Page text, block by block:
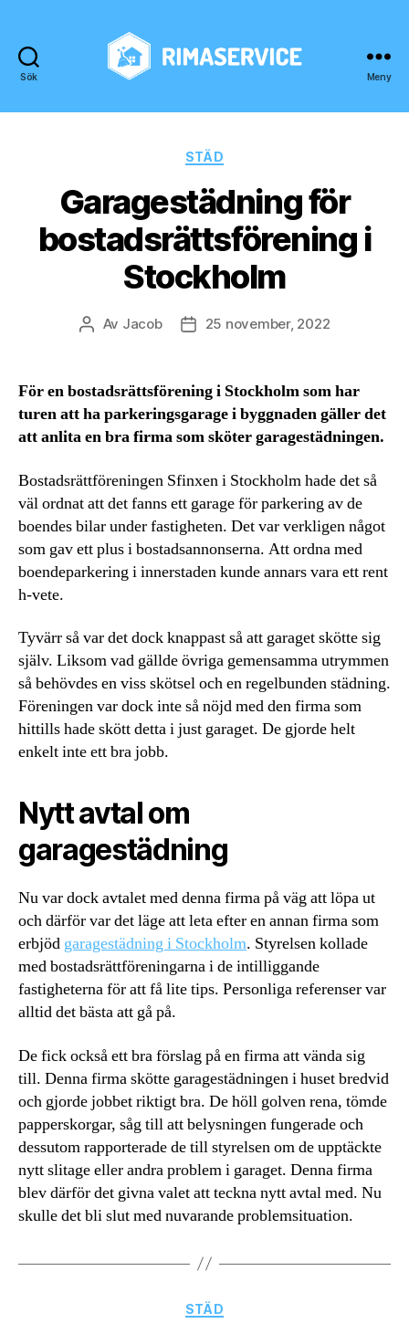
Sök Meny
Kategorier
STÄD
Garagestädning för
bostadsrättsförening i
Stockholm
Inläggsförfattare
Av Jacob Inläggsdatum
25 november, 2022
För en bostadsrättsförening i Stockholm som har
turen att ha parkeringsgarage i byggnaden gäller det
att anlita en bra firma som sköter garagestädningen.
Bostadsrättföreningen Sfinxen i Stockholm hade det så
väl ordnat att det fanns ett garage för parkering av de
boendes bilar under fastigheten. Det var verkligen något
som gav ett plus i bostadsannonserna. Att ordna med
boendeparkering i innerstaden kunde annars vara ett rent
h-vete.
Tyvärr så var det dock knappast så att garaget skötte sig
själv. Liksom vad gällde övriga gemensamma utrymmen
så behövdes en viss skötsel och en regelbunden städning.
Föreningen var dock inte så nöjd med den firma som
hittills hade skött detta i just garaget. De gjorde helt
enkelt inte ett bra jobb.
Nytt avtal om
garagestädning
Nu var dock avtalet med denna firma på väg att löpa ut
och därför var det läge att leta efter en annan firma som
erbjöd garagestädning i Stockholm. Styrelsen kollade
med bostadsrättföreningarna i de intilliggande
fastigheterna för att få lite tips. Personliga referenser var
alltid det bästa att gå på.
De fick också ett bra förslag på en firma att vända sig
till. Denna firma skötte garagestädningen i huset bredvid
och gjorde jobbet riktigt bra. De höll golven rena, tömde
papperskorgar, såg till att belysningen fungerade och
dessutom rapporterade de till styrelsen om de upptäckte
nytt slitage eller andra problem i garaget. Denna firma
blev därför det givna valet att teckna nytt avtal med. Nu
skulle det bli slut med nuvarande problemsituation.
Kategorier
STÄD